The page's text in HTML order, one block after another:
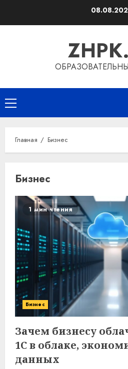
Основное
меню
Главная Бизнес
Бизнес
1 мин чтения
Бизнес
Зачем бизнесу
1С в облаке,
данных